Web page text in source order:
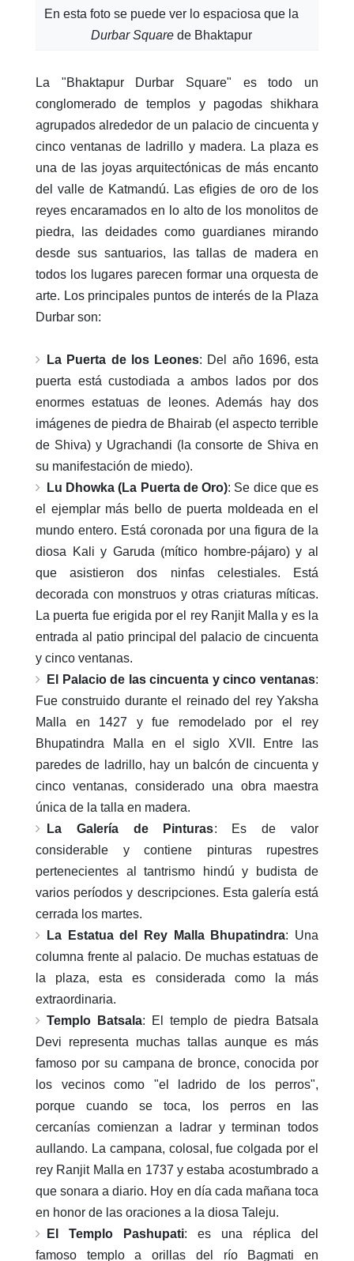
En esta foto se puede ver lo espaciosa que la
Durbar Squarede Bhaktapur
La "Bhaktapur Durbar Square" es todo un
conglomerado de templos y pagodas shikhara
agrupados alrededor de un palacio de cincuenta y
cinco ventanas de ladrillo y madera. La plaza es
una de las joyas arquitectónicas de más encanto
del valle de Katmandú. Las efigies de oro de los
reyes encaramados en lo alto de los monolitos de
piedra, las deidades como guardianes mirando
desde sus santuarios, las tallas de madera en
todos los lugares parecen formar una orquesta de
arte. Los principales puntos de interés de la Plaza
Durbar son:
La Puerta de los Leones: Del año 1696, esta
puerta está custodiada a ambos lados por dos
enormes estatuas de leones. Además hay dos
imágenes de piedra de Bhairab (el aspecto terrible
de Shiva) y Ugrachandi (la consorte de Shiva en
su manifestación de miedo).
Lu Dhowka (La Puerta de Oro): Se dice que es
el ejemplar más bello de puerta moldeada en el
mundo entero. Está coronada por una figura de la
diosa Kali y Garuda (mítico hombre-pájaro) y al
que asistieron dos ninfas celestiales. Está
decorada con monstruos y otras criaturas míticas.
La puerta fue erigida por el rey Ranjit Malla y es la
entrada al patio principal del palacio de cincuenta
y cinco ventanas.
El Palacio de las cincuenta y cinco ventanas:
Fue construido durante el reinado del rey Yaksha
Malla en 1427 y fue remodelado por el rey
Bhupatindra Malla en el siglo XVII. Entre las
paredes de ladrillo, hay un balcón de cincuenta y
cinco ventanas, considerado una obra maestra
única de la talla en madera.
La Galería de Pinturas: Es de valor
considerable y contiene pinturas rupestres
pertenecientes al tantrismo hindú y budista de
varios períodos y descripciones. Esta galería está
cerrada los martes.
La Estatua del Rey Malla Bhupatindra: Una
columna frente al palacio. De muchas estatuas de
la plaza, esta es considerada como la más
extraordinaria.
Templo Batsala: El templo de piedra Batsala
Devi representa muchas tallas aunque es más
famoso por su campana de bronce, conocida por
los vecinos como "el ladrido de los perros",
porque cuando se toca, los perros en las
cercanías comienzan a ladrar y terminan todos
aullando. La campana, colosal, fue colgada por el
rey Ranjit Malla en 1737 y estaba acostumbrado a
que sonara a diario. Hoy en día cada mañana toca
en honor de las oraciones a la diosa Taleju.
El Templo Pashupati: es una réplica del
famoso templo a orillas del río Bagmati en